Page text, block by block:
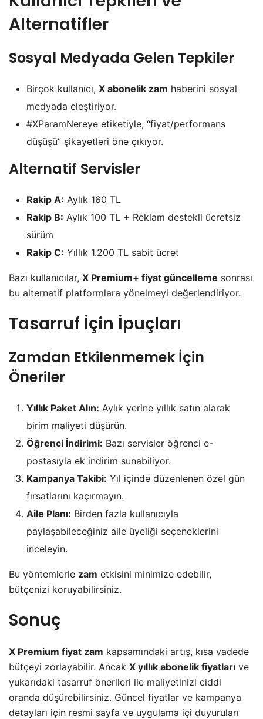
Alternatifler
Sosyal Medyada Gelen Tepkiler
Birçok kullanıcı, X abonelik zam haberini sosyal
medyada eleştiriyor.
#XParamNereye etiketiyle, “fiyat/performans
düşüşü” şikayetleri öne çıkıyor.
Alternatif Servisler
Rakip A: Aylık 160 TL
Rakip B: Aylık 100 TL + Reklam destekli ücretsiz
sürüm
Rakip C: Yıllık 1.200 TL sabit ücret
Bazı kullanıcılar, X Premium+ fiyat güncelleme sonrası
bu alternatif platformlara yönelmeyi değerlendiriyor.
Tasarruf İçin İpuçları
Zamdan Etkilenmemek İçin
Öneriler
Yıllık Paket Alın: Aylık yerine yıllık satın alarak
birim maliyeti düşürün.
Öğrenci İndirimi: Bazı servisler öğrenci e-
postasıyla ek indirim sunabiliyor.
Kampanya Takibi: Yıl içinde düzenlenen özel gün
fırsatlarını kaçırmayın.
Aile Planı: Birden fazla kullanıcıyla
paylaşabileceğiniz aile üyeliği seçeneklerini
inceleyin.
Bu yöntemlerle zam etkisini minimize edebilir,
bütçenizi koruyabilirsiniz.
Sonuç
X Premium fiyat zam kapsamındaki artış, kısa vadede
bütçeyi zorlayabilir. Ancak X yıllık abonelik fiyatları ve
yukarıdaki tasarruf önerileri ile maliyetinizi ciddi
oranda düşürebilirsiniz. Güncel fiyatlar ve kampanya
detayları için resmi sayfa ve uygulama içi duyuruları